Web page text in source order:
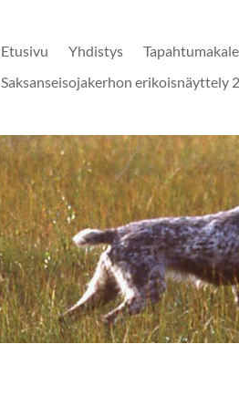
Etusivu Yhdistys
Saksanseisojakerhon erikoisnäyttely